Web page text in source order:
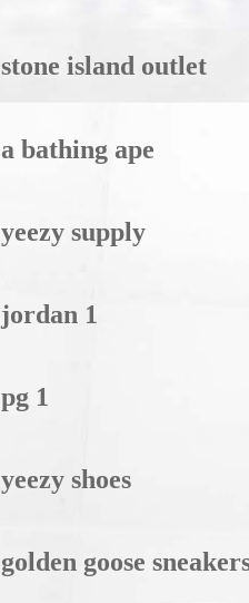
stone island outlet
a bathing ape
yeezy supply
jordan 1
pg 1
yeezy shoes
golden goose